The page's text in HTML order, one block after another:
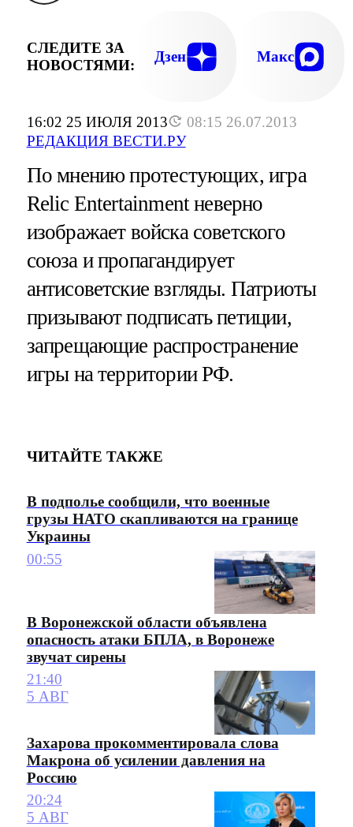
16:02 25 ИЮЛЯ 2013
08:15 26.07.2013
РЕДАКЦИЯ ВЕСТИ.РУ
СЛЕДИТЕ ЗА
НОВОСТЯМИ:
Дзен Макс
По мнению протестующих, игра
Relic Entertainment неверно
изображает войска советского
союза и пропагандирует
антисоветские взгляды. Патриоты
призывают подписать петиции,
запрещающие распространение
игры на территории РФ.
ЧИТАЙТЕ ТАКЖЕ
В подполье сообщили, что военные
грузы НАТО скапливаются на границе
Украины
00:55
В Воронежской области объявлена
опасность атаки БПЛА, в Воронеже
звучат сирены
21:40
5 АВГ
Захарова прокомментировала слова
Макрона об усилении давления на
Россию
20:24
5 АВГ